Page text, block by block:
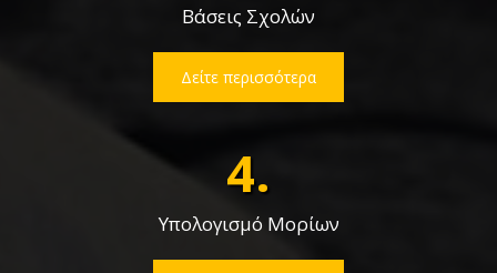
Βάσεις Σχολών
Δείτε περισσότερα
4.
Υπολογισμό Μορίων